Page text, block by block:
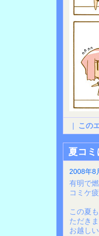
| この
夏コミ
2008年8
有明で
コミケ
この夏
ただきま
お越し